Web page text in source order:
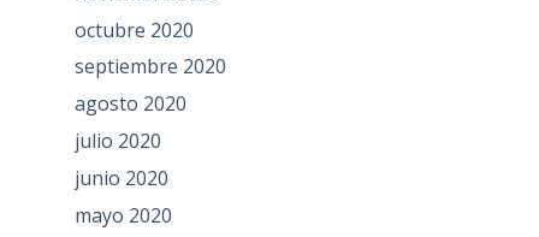
octubre 2020
septiembre 2020
agosto 2020
julio 2020
junio 2020
mayo 2020